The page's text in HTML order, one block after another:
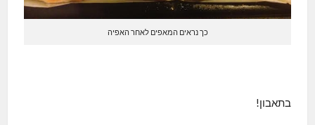
כך נראים המאפים לאחר האפיה
בתאבון!